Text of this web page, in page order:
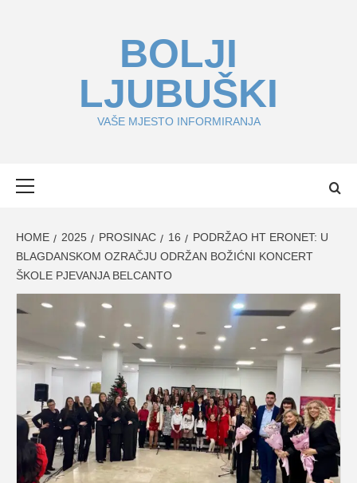
BOLJI
LJUBUŠKI
VAŠE MJESTO INFORMIRANJA
HOME 2025 PROSINAC 16
PODRŽAO HT ERONET: U
BLAGDANSKOM OZRAČJU ODRŽAN BOŽIĆNI KONCERT
ŠKOLE PJEVANJA BELCANTO